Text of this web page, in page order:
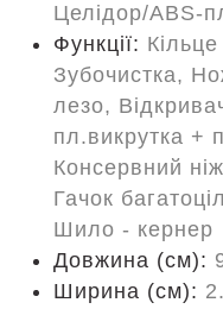
Целідор/ABS-
Функції:
Зубочистка,
лезо,
пл.викрутка +
Консервний
Гачок
Шило - кернер
Довжина (cм):
Ширина (см):